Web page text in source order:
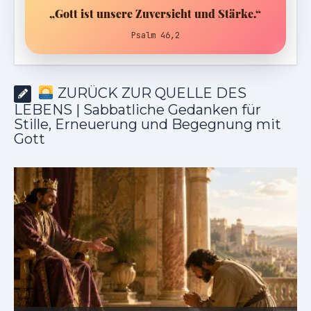
„Gott ist unsere Zuversicht und Stärke.“
Psalm 46,2
ZURÜCK ZUR QUELLE DES
LEBENS | Sabbatliche Gedanken für
Stille, Erneuerung und Begegnung mit
Gott